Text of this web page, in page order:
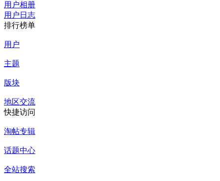
用户相册
用户日志
排行榜单
用户
主题
版块
地区交流
快捷访问
淘帖专辑
话题中心
全站搜索